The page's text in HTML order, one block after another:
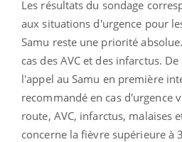
Les résultats du sondage
aux situations d'urgence pour
Samu reste une priorité
cas des AVC et des infarctus.
l'appel au Samu en première
recommandé en cas d'urgence
route, AVC, infarctus, malaises
concerne la fièvre supérieure à